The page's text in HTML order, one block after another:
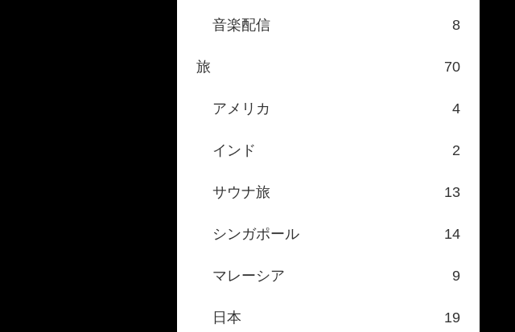
音楽配信 8
旅 70
アメリカ 4
インド 2
サウナ旅 13
シンガポール 14
マレーシア 9
日本 19